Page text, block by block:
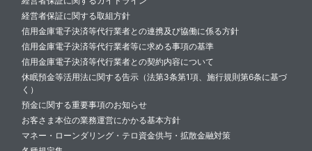
経営者保証に関する取組方針
信用金庫電子決済等代行業者との連携及び協働に係る方針
信用金庫電子決済等代行業者等に求める事項の基準
信用金庫電子決済等代行業者との契約内容について
休眠預金等活用法に関する告示（法第3条第1項、施行規則第6条に基づ
く）
預金に関する重要事項のお知らせ
お客さま本位の業務運営にかかる基本方針
マネー・ローンダリング・テロ資金供与・拡散金融対策